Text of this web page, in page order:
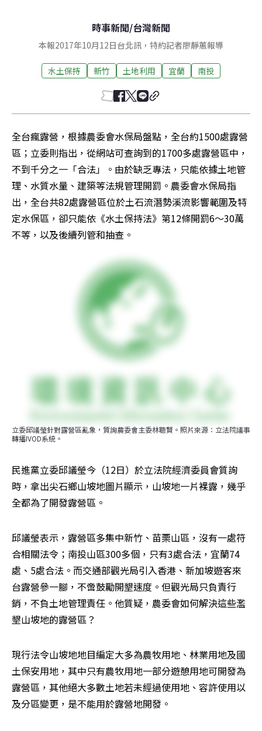
時事新聞/台灣新聞
本報2017年10月12日台北訊，特約記者廖靜蕙報導
水土保持 新竹 土地利用 宜蘭 南投
全台瘋露營，根據農委會水保局盤點，全台約1500處露營
區；立委則指出，從網站可查詢到的1700多處露營區中，
不到千分之一「合法」。由於缺乏專法，只能依據土地管
理、水質水量、建築等法規管理開罰。農委會水保局指
出，全台共82處露營區位於土石流潛勢溪流影響範圍及特
定水保區，卻只能依《水土保持法》第12條開罰6～30萬
不等，以及後續列管和抽查。
立委邱議瑩針對露營區亂象，質詢農委會主委林聰賢。照片來源：立法院議事
轉播IVOD系統。
民進黨立委邱議瑩今（12日）於立法院經濟委員會質詢
時，拿出尖石鄉山坡地圖片顯示，山坡地一片裸露，幾乎
全都為了開發露營區。
邱議瑩表示，露營區多集中新竹、苗栗山區，沒有一處符
合相關法令；南投山區300多個，只有3處合法，宜蘭74
處、5處合法。而交通部觀光局引入香港、新加坡遊客來
台露營參一腳，不啻鼓勵開墾速度。但觀光局只負責行
銷，不負土地管理責任。他質疑，農委會如何解決這些濫
墾山坡地的露營區？
現行法令山坡地地目編定大多為農牧用地、林業用地及國
土保安用地，其中只有農牧用地一部分遊憩用地可開發為
露營區，其他絕大多數土地若未經過使用地、容許使用以
及分區變更，是不能用於露營地開發。